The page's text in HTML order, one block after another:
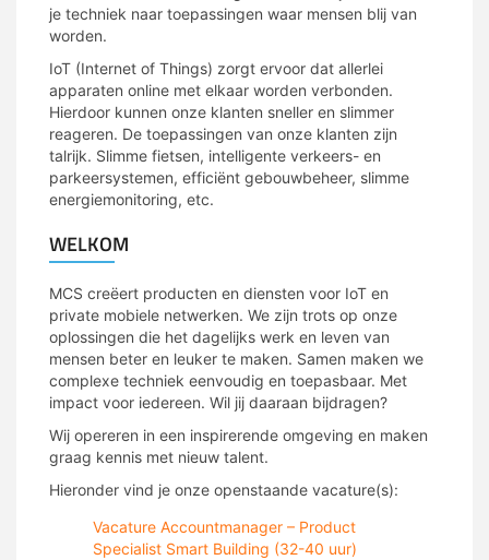
je techniek naar toepassingen waar mensen blij van
worden.
IoT (Internet of Things) zorgt ervoor dat allerlei
apparaten online met elkaar worden verbonden.
Hierdoor kunnen onze klanten sneller en slimmer
reageren. De toepassingen van onze klanten zijn
talrijk. Slimme fietsen, intelligente verkeers- en
parkeersystemen, efficiënt gebouwbeheer, slimme
energiemonitoring, etc.
WELKOM
MCS creëert producten en diensten voor IoT en
private mobiele netwerken. We zijn trots op onze
oplossingen die het dagelijks werk en leven van
mensen beter en leuker te maken. Samen maken we
complexe techniek eenvoudig en toepasbaar. Met
impact voor iedereen. Wil jij daaraan bijdragen?
Wij opereren in een inspirerende omgeving en maken
graag kennis met nieuw talent.
Hieronder vind je onze openstaande vacature(s):
Vacature Accountmanager – Product
Specialist Smart Building (32-40 uur)